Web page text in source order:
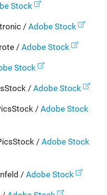
Stock
/ Adobe Stock
/ Adobe Stock
Stock
/Adobe Stock
/ Adobe Stock
/ Adobe Stock
/Adobe Stock